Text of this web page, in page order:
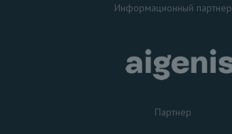
Информационный партнер
Партнер